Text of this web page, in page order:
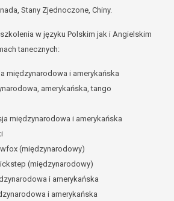
Stany Zjednoczone, Chiny.
w języku Polskim jak i Angielskim
tanecznych:
międzynarodowa i amerykańska
amerykańska, tango
międzynarodowa i amerykańska
(międzynarodowy)
(międzynarodowy)
i amerykańska
i amerykańska